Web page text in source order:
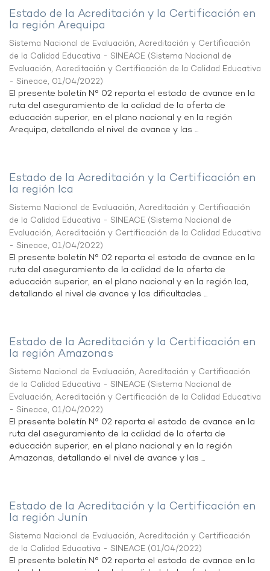
Estado de la Acreditación y la Certificación en
la región Arequipa
Sistema Nacional de Evaluación, Acreditación y Certificación
de la Calidad Educativa - SINEACE (Sistema Nacional de
Evaluación, Acreditación y Certificación de la Calidad Educativa
- Sineace, 01/04/2022)
El presente boletín N° 02 reporta el estado de avance en la
ruta del aseguramiento de la calidad de la oferta de
educación superior, en el plano nacional y en la región
Arequipa, detallando el nivel de avance y las ...
Estado de la Acreditación y la Certificación en
la región Ica
Sistema Nacional de Evaluación, Acreditación y Certificación
de la Calidad Educativa - SINEACE (Sistema Nacional de
Evaluación, Acreditación y Certificación de la Calidad Educativa
- Sineace, 01/04/2022)
El presente boletín N° 02 reporta el estado de avance en la
ruta del aseguramiento de la calidad de la oferta de
educación superior, en el plano nacional y en la región Ica,
detallando el nivel de avance y las dificultades ...
Estado de la Acreditación y la Certificación en
la región Amazonas
Sistema Nacional de Evaluación, Acreditación y Certificación
de la Calidad Educativa - SINEACE (Sistema Nacional de
Evaluación, Acreditación y Certificación de la Calidad Educativa
- Sineace, 01/04/2022)
El presente boletín N° 02 reporta el estado de avance en la
ruta del aseguramiento de la calidad de la oferta de
educación superior, en el plano nacional y en la región
Amazonas, detallando el nivel de avance y las ...
Estado de la Acreditación y la Certificación en
la región Junín
Sistema Nacional de Evaluación, Acreditación y Certificación
de la Calidad Educativa - SINEACE (01/04/2022)
El presente boletín N° 02 reporta el estado de avance en la